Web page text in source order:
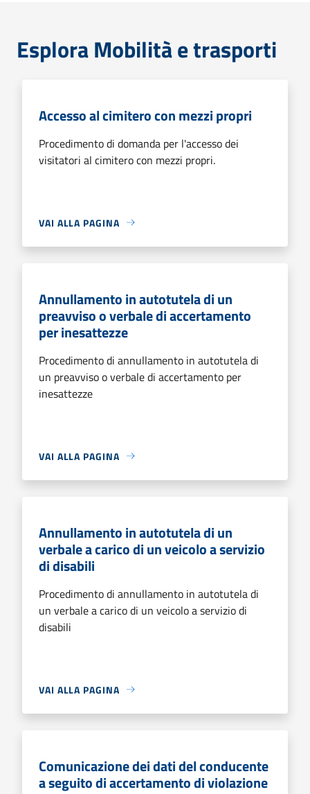
Esplora Mobilità e trasporti
Accesso al cimitero con mezzi propri
Procedimento di domanda per l'accesso dei
visitatori al cimitero con mezzi propri.
VAI ALLA PAGINA
Annullamento in autotutela di un
preavviso o verbale di accertamento
per inesattezze
Procedimento di annullamento in autotutela di
un preavviso o verbale di accertamento per
inesattezze
VAI ALLA PAGINA
Annullamento in autotutela di un
verbale a carico di un veicolo a servizio
di disabili
Procedimento di annullamento in autotutela di
un verbale a carico di un veicolo a servizio di
disabili
VAI ALLA PAGINA
Comunicazione dei dati del conducente
a seguito di accertamento di violazione